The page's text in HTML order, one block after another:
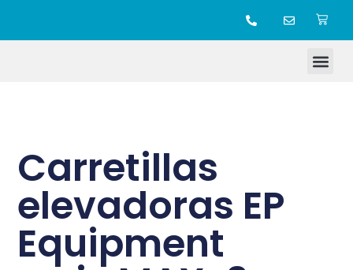
Carretillas
elevadoras EP
Equipment